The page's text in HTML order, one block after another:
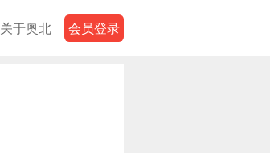
关于奥北 会员登录